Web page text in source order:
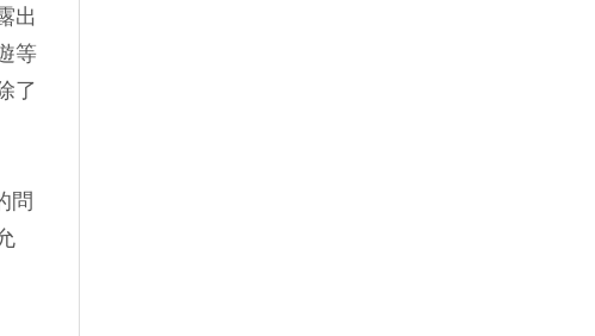
出
等
了
問